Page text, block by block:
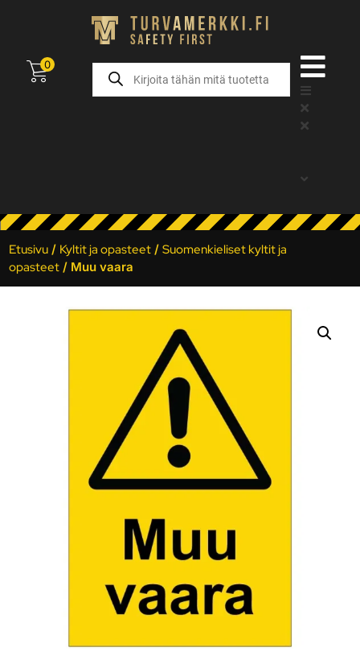
0
Etusivu / Kyltit ja opasteet /Suomenkieliset kyltit ja
opasteet / Muu vaara